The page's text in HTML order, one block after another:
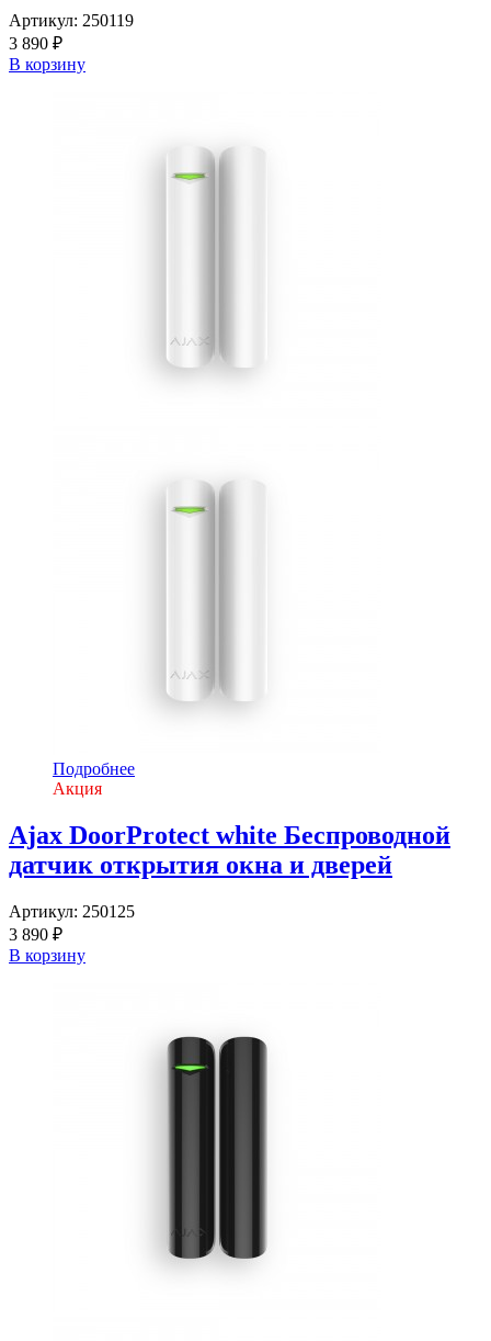
Артикул: 250119
3 890 ₽
В корзину
Подробнее
Акция
Ajax DoorProtect white Беспроводной
датчик открытия окна и дверей
Артикул: 250125
3 890 ₽
В корзину